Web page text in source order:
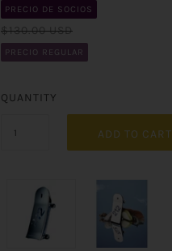
PRECIO DE SOCIOS
$130.00 USD
PRECIO REGULAR
QUANTITY
ADD TO CART